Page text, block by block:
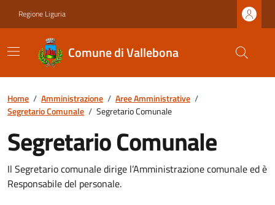
Regione Liguria
Comune di Vallebona
Home / Amministrazione / Aree Amministrative /
Segretario Comunale / Segretario Comunale
Segretario Comunale
Il Segretario comunale dirige l’Amministrazione comunale ed è
Responsabile del personale.